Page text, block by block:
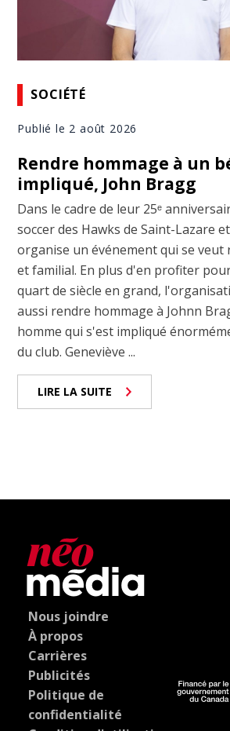
SOCIÉTÉ
Publié le 2 août 2026
Rendre hommage à un
impliqué, John Bragg
Dans le cadre de leur 25ᵉ
soccer des Hawks de Saint-Lazare
organise un événement qui se veut
et familial. En plus d'en profiter
quart de siècle en grand,
aussi rendre hommage à Johnn
homme qui s'est impliqué
du club. Geneviève ...
LIRE LA SUITE
Nous joindre
À propos
Carrières
Publicités
Politique de
confidentialité